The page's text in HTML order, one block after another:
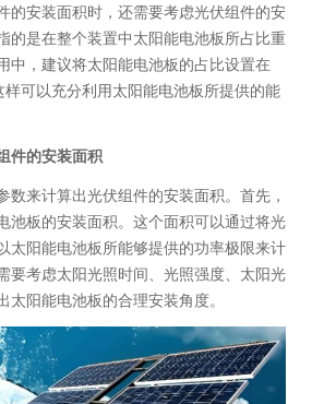
安装面积时，还需要考虑光伏组件的安
的是在整个装置中太阳能电池板所占比重
中，建议将太阳能电池板的占比设置在
可以充分利用太阳能电池板所提供的能
件的安装面积
来计算出光伏组件的安装面积。首先，
池板的安装面积。这个面积可以通过将光
太阳能电池板所能够提供的功率极限来计
要考虑太阳光照时间、光照强度、太阳光
太阳能电池板的合理安装角度。